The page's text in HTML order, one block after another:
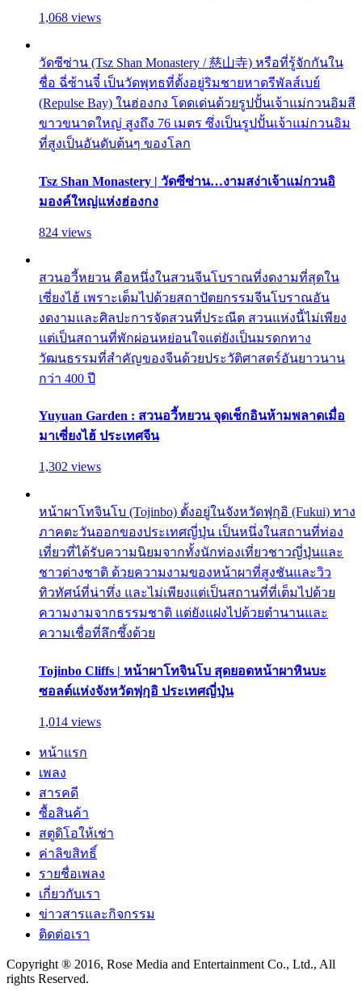
1,068 views
วัดซีซ่าน (Tsz Shan Monastery / 慈山寺) หรือที่รู้จักกันใน
ชื่อ ฉี่ซ้านจี๋ เป็นวัดพุทธที่ตั้งอยู่ริมชายหาดรีพัลส์เบย์
(Repulse Bay) ในฮ่องกง โดดเด่นด้วยรูปปั้นเจ้าแม่กวนอิมสี
ขาวขนาดใหญ่ สูงถึง 76 เมตร ซึ่งเป็นรูปปั้นเจ้าแม่กวนอิม
ที่สูงเป็นอันดับต้นๆ ของโลก
Tsz Shan Monastery | วัดซีซ่าน…งามสง่าเจ้าแม่กวนอิ
มองค์ใหญ่แห่งฮ่องกง
824 views
สวนอวี้หยวน คือหนึ่งในสวนจีนโบราณที่งดงามที่สุดใน
เซี่ยงไฮ้ เพราะเต็มไปด้วยสถาปัตยกรรมจีนโบราณอัน
งดงามและศิลปะการจัดสวนที่ประณีต สวนแห่งนี้ไม่เพียง
แต่เป็นสถานที่พักผ่อนหย่อนใจแต่ยังเป็นมรดกทาง
วัฒนธรรมที่สำคัญของจีนด้วยประวัติศาสตร์อันยาวนาน
กว่า 400 ปี
Yuyuan Garden : สวนอวี้หยวน จุดเช็กอินห้ามพลาดเมื่อ
มาเซี่ยงไฮ้ ประเทศจีน
1,302 views
หน้าผาโทจินโบ (Tojinbo) ตั้งอยู่ในจังหวัดฟุกุอิ (Fukui) ทาง
ภาคตะวันออกของประเทศญี่ปุ่น เป็นหนึ่งในสถานที่ท่อง
เที่ยวที่ได้รับความนิยมจากทั้งนักท่องเที่ยวชาวญี่ปุ่นและ
ชาวต่างชาติ ด้วยความงามของหน้าผาที่สูงชันและวิว
ทิวทัศน์ที่น่าทึ่ง และไม่เพียงแต่เป็นสถานที่ที่เต็มไปด้วย
ความงามจากธรรมชาติ แต่ยังแฝงไปด้วยตำนานและ
ความเชื่อที่ลึกซึ้งด้วย
Tojinbo Cliffs | หน้าผาโทจินโบ สุดยอดหน้าผาหินบะ
ซอลต์แห่งจังหวัดฟุกุอิ ประเทศญี่ปุ่น
1,014 views
หน้าแรก
เพลง
สารคดี
ซื้อสินค้า
สตูดิโอให้เช่า
ค่าลิขสิทธิ์
รายชื่อเพลง
เกี่ยวกับเรา
ข่าวสารและกิจกรรม
ติดต่อเรา
Copyright ® 2016, Rose Media and Entertainment Co., Ltd., All
rights Reserved.